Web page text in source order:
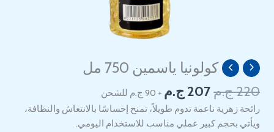
كولونيا ياسمين 750 مل
220ج.م
السعر
الأصلي
هو:
220 EGP.
207 ج.م
السعر
الحالي
هو:
207 EGP.
+ 90 ج.م للشحن
رائحة زهرية ناعمة تدوم طويلاً، تمنح إحساسًا بالانتعاش والنظافة،
ويأتي بحجم كبير عملي مناسب للاستخدام اليومي.